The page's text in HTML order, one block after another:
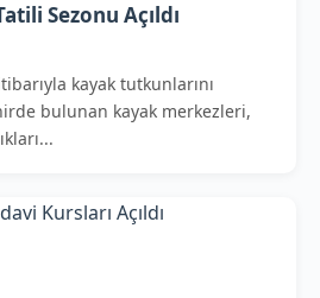
Sezonu Açıldı
kayak tutkunlarını
bulunan kayak merkezleri,